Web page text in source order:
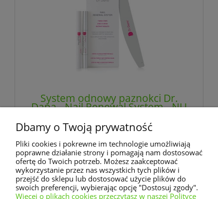
System odnowy paznokci Dr.
Dana - Nail Renewal System - NU
294,32 zł
zawiera 23% VAT, bez kosztów dostawy
powiadom o dostępności
Dbamy o Twoją prywatność
Pliki cookies i pokrewne im technologie umożliwiają
poprawne działanie strony i pomagają nam dostosować
ofertę do Twoich potrzeb. Możesz zaakceptować
wykorzystanie przez nas wszystkich tych plików i
przejść do sklepu lub dostosować użycie plików do
swoich preferencji, wybierając opcję "Dostosuj zgody".
Więcej o plikach cookies przeczytasz w naszej Polityce